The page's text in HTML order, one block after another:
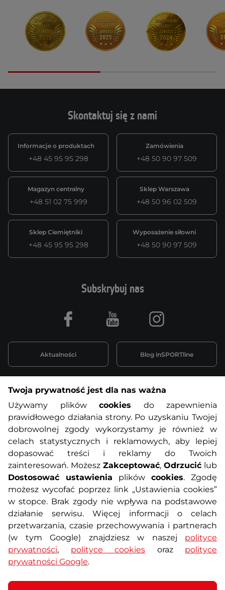
Skontaktuj się z nami
Informacje o produktach
+48 45 95 95 298
Zamówienia
+48 50 90 97 509
Magazyn centralny
+48 51 02 75 999
Sklep Warszawa
+48 50 96 02 509
Sklep Ciemiętniki
+48 45 95 95 298
Wyposażenie siłowni
+48 50 90 97 509
Informacje o zakupach
O nas Regulamin sklepu
Polityka prywatności Koszty przesyłek
Metody płatności Program lojalnościowy
Usługi dodatkowe Reklamacje i serwis
Formularz kontaktowy Wyposażenie siłowni
Subskrybuj nas
Aktualności Blog inSPORTline
Facebook Youtube Instagram
Twoja prywatność jest dla nas ważna
Używamy plików cookies do zapewnienia
prawidłowego działania strony. Po uzyskaniu Twojej
dobrowolnej zgody wykorzystamy je również w
celach statystycznych i reklamowych, aby lepiej
dopasować treści i reklamy do Twoich
zainteresowań. Możesz Zakceptować, Odrzucić lub
Dostosować ustawienia plików cookies. Zgodę
możesz wycofać poprzez link „Ustawienia cookies”
w stopce. Brak zgody nie wpływa na podstawowe
działanie serwisu. Więcej informacji o celach
przetwarzania, czasie przechowywania i partnerach
(w tym Google) znajdziesz w naszej polityce
prywatności, polityce cookies oraz polityce
prywatności Google.